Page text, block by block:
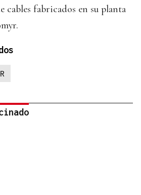
cables fabricados en su planta